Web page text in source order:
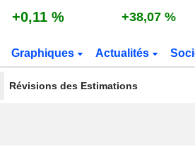
+0,11 % +38,07 %
Graphiques Actualités
Révisions des Estimations